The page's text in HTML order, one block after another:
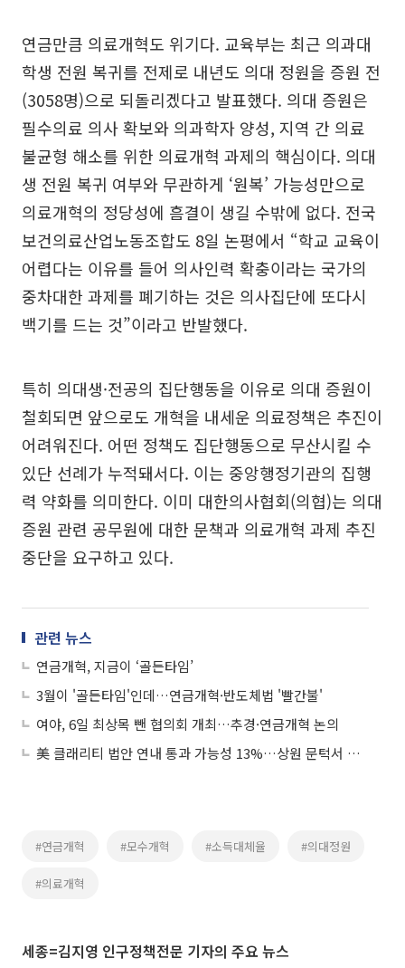
연금만큼 의료개혁도 위기다. 교육부는 최근 의과대
학생 전원 복귀를 전제로 내년도 의대 정원을 증원 전
(3058명)으로 되돌리겠다고 발표했다. 의대 증원은
필수의료 의사 확보와 의과학자 양성, 지역 간 의료
불균형 해소를 위한 의료개혁 과제의 핵심이다. 의대
생 전원 복귀 여부와 무관하게 ‘원복’ 가능성만으로
의료개혁의 정당성에 흠결이 생길 수밖에 없다. 전국
보건의료산업노동조합도 8일 논평에서 “학교 교육이
어렵다는 이유를 들어 의사인력 확충이라는 국가의
중차대한 과제를 폐기하는 것은 의사집단에 또다시
백기를 드는 것”이라고 반발했다.
특히 의대생·전공의 집단행동을 이유로 의대 증원이
철회되면 앞으로도 개혁을 내세운 의료정책은 추진이
어려워진다. 어떤 정책도 집단행동으로 무산시킬 수
있단 선례가 누적돼서다. 이는 중앙행정기관의 집행
력 약화를 의미한다. 이미 대한의사협회(의협)는 의대
증원 관련 공무원에 대한 문책과 의료개혁 과제 추진
중단을 요구하고 있다.
관련 뉴스
연금개혁, 지금이 ‘골든타임’
3월이 '골든타임'인데…연금개혁·반도체법 '빨간불'
여야, 6일 최상목 뺀 협의회 개최…추경·연금개혁 논의
美 클래리티 법안 연내 통과 가능성 13%…상원 문턱서 제동
#연금개혁 #모수개혁 #소득대체율 #의대정원
#의료개혁
세종=김지영 인구정책전문 기자의 주요 뉴스